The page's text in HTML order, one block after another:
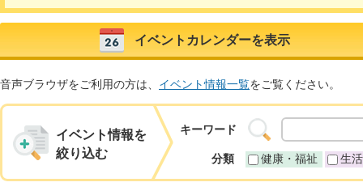
イベントカレンダーを表示
音声ブラウザをご利用の方は、 イベント情報一覧をご覧ください。
イベント情報を
絞り込む
キーワード
分類 健康・福祉 生活